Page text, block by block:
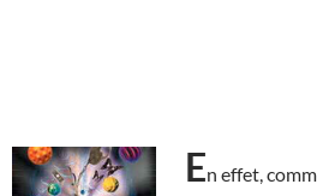
En effet,